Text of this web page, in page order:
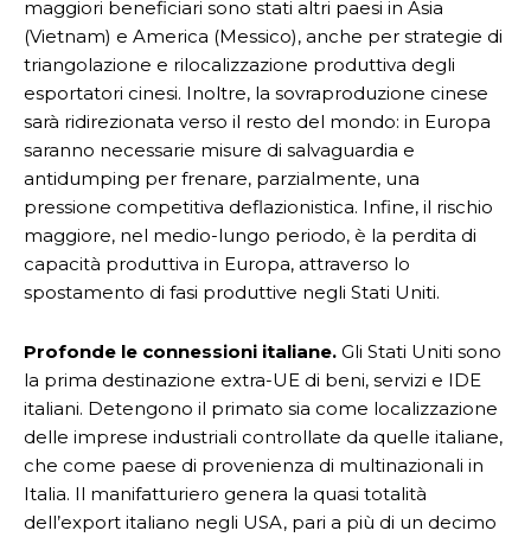
maggiori beneficiari sono stati altri paesi in Asia
(Vietnam) e America (Messico), anche per strategie di
triangolazione e rilocalizzazione produttiva degli
esportatori cinesi. Inoltre, la sovraproduzione cinese
sarà ridirezionata verso il resto del mondo: in Europa
saranno necessarie misure di salvaguardia e
antidumping per frenare, parzialmente, una
pressione competitiva deflazionistica. Infine, il rischio
maggiore, nel medio-lungo periodo, è la perdita di
capacità produttiva in Europa, attraverso lo
spostamento di fasi produttive negli Stati Uniti.
Profonde le connessioni italiane. Gli Stati Uniti sono
la prima destinazione extra-UE di beni, servizi e IDE
italiani. Detengono il primato sia come localizzazione
delle imprese industriali controllate da quelle italiane,
che come paese di provenienza di multinazionali in
Italia. Il manifatturiero genera la quasi totalità
dell’export italiano negli USA, pari a più di un decimo